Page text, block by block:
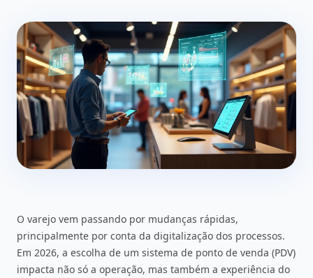
O varejo vem passando por mudanças rápidas,
principalmente por conta da digitalização dos processos.
Em 2026, a escolha de um sistema de ponto de venda (PDV)
impacta não só a operação, mas também a experiência do